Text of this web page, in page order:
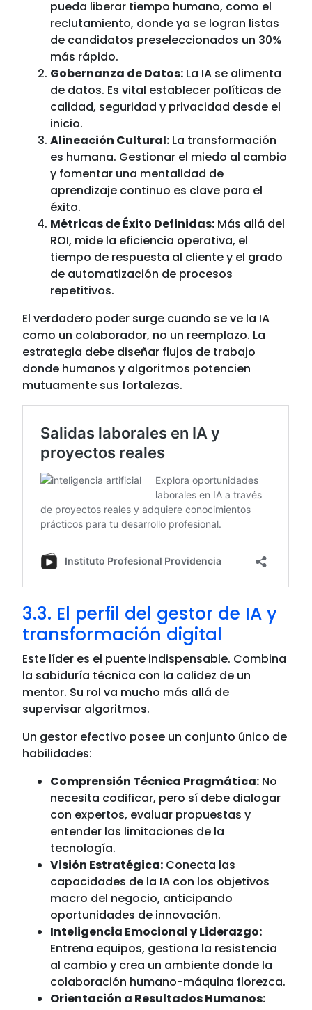
pueda liberar tiempo humano, como el
reclutamiento, donde ya se logran listas
de candidatos preseleccionados un 30%
más rápido.
Gobernanza de Datos: La IA se alimenta
de datos. Es vital establecer políticas de
calidad, seguridad y privacidad desde el
inicio.
Alineación Cultural: La transformación
es humana. Gestionar el miedo al cambio
y fomentar una mentalidad de
aprendizaje continuo es clave para el
éxito.
Métricas de Éxito Definidas: Más allá del
ROI, mide la eficiencia operativa, el
tiempo de respuesta al cliente y el grado
de automatización de procesos
repetitivos.
El verdadero poder surge cuando se ve la IA
como un colaborador, no un reemplazo. La
estrategia debe diseñar flujos de trabajo
donde humanos y algoritmos potencien
mutuamente sus fortalezas.
3.3. El perfil del gestor de IA y
transformación digital
Este líder es el puente indispensable. Combina
la sabiduría técnica con la calidez de un
mentor. Su rol va mucho más allá de
supervisar algoritmos.
Un gestor efectivo posee un conjunto único de
habilidades:
Comprensión Técnica Pragmática: No
necesita codificar, pero sí debe dialogar
con expertos, evaluar propuestas y
entender las limitaciones de la
tecnología.
Visión Estratégica: Conecta las
capacidades de la IA con los objetivos
macro del negocio, anticipando
oportunidades de innovación.
Inteligencia Emocional y Liderazgo:
Entrena equipos, gestiona la resistencia
al cambio y crea un ambiente donde la
colaboración humano-máquina florezca.
Orientación a Resultados Humanos: